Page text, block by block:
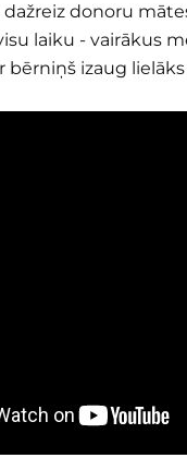
donoru
laiku - vairākus
bērniņš izaug